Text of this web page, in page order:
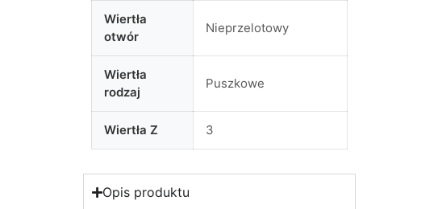
Wiertła
otwór
Nieprzelotowy
Wiertła
rodzaj
Puszkowe
Wiertła Z 3
Opis produktu